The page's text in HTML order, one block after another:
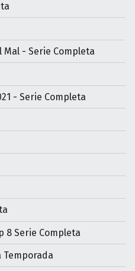
Mal - Serie Completa
- Serie Completa
8 Serie Completa
Temporada